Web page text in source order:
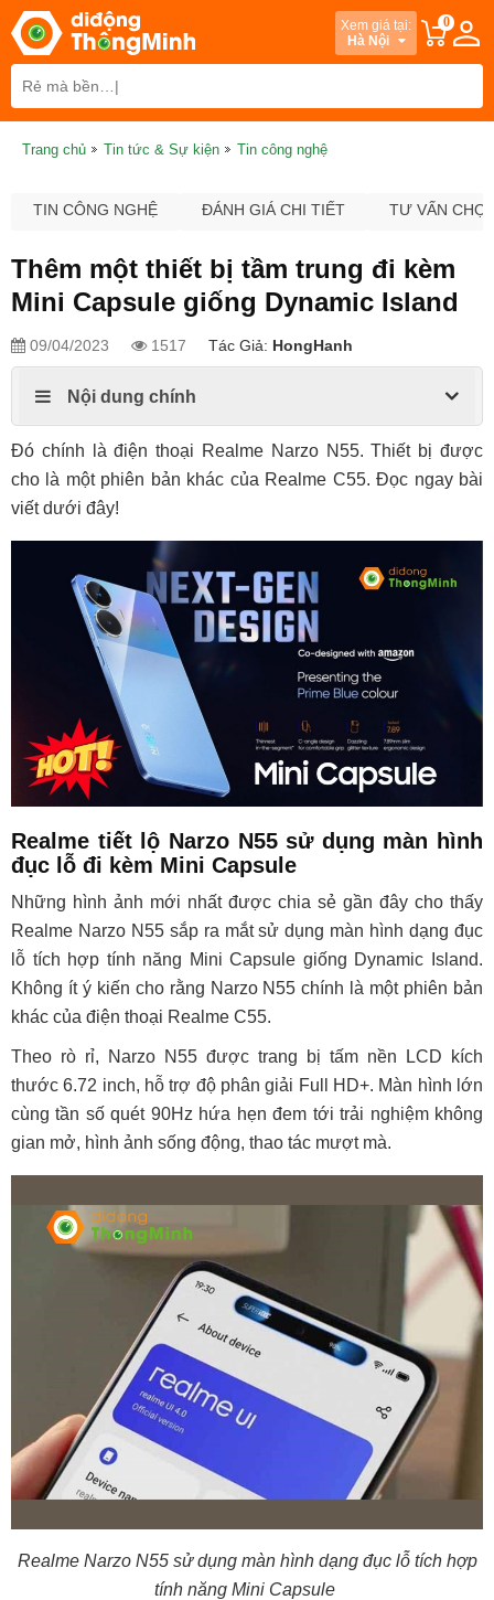
Xem giá tại:
Hà Nội
0
Trang chủ Tin tức & Sự kiện Tin công nghệ
TIN CÔNG NGHỆ ĐÁNH GIÁ CHI TIẾT TƯ VẤN
Thêm một thiết bị tầm trung đi kèm
Mini Capsule giống Dynamic Island
09/04/2023 1517 Tác Giả: HongHanh
Nội dung chính
Đó chính là điện thoại Realme Narzo N55. Thiết bị được
cho là một phiên bản khác của Realme C55. Đọc ngay bài
viết dưới đây!
Realme tiết lộ Narzo N55 sử dụng màn hình
đục lỗ đi kèm Mini Capsule
Những hình ảnh mới nhất được chia sẻ gần đây cho thấy
Realme Narzo N55 sắp ra mắt sử dụng màn hình dạng đục
lỗ tích hợp tính năng Mini Capsule giống Dynamic Island.
Không ít ý kiến cho rằng Narzo N55 chính là một phiên bản
khác của điện thoại Realme C55.
Theo rò rỉ, Narzo N55 được trang bị tấm nền LCD kích
thước 6.72 inch, hỗ trợ độ phân giải Full HD+. Màn hình lớn
cùng tần số quét 90Hz hứa hẹn đem tới trải nghiệm không
gian mở, hình ảnh sống động, thao tác mượt mà.
Realme Narzo N55 sử dụng màn hình dạng đục lỗ tích hợp
tính năng Mini Capsule